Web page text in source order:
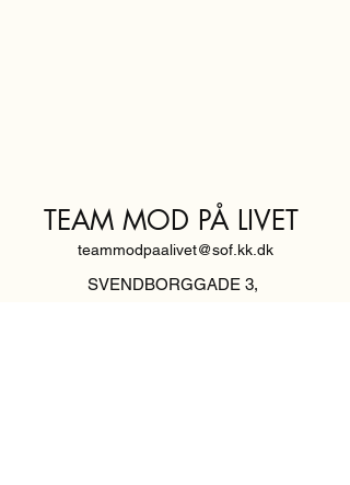
TEAM MOD PÅ LIVET
teammodpaalivet@sof.kk.dk
SVENDBORGGADE 3,